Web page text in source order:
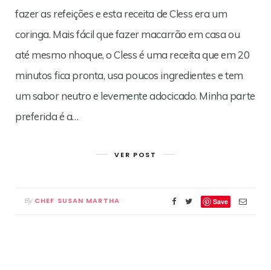
fazer as refeições e esta receita de Cless era um
coringa. Mais fácil que fazer macarrão em casa ou
até mesmo nhoque, o Cless é uma receita que em 20
minutos fica pronta, usa poucos ingredientes e tem
um sabor neutro e levemente adocicado. Minha parte
preferida é a…
VER POST
By CHEF SUSAN MARTHA Save